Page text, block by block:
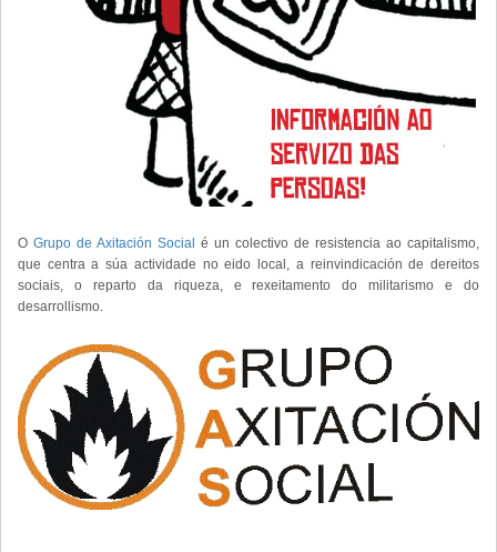
O Grupo de Axitación Social é un colectivo de resistencia ao capitalismo,
que centra a súa actividade no eido local, a reinvindicación de dereitos
sociais, o reparto da riqueza, e rexeitamento do militarismo e do
desarrollismo.